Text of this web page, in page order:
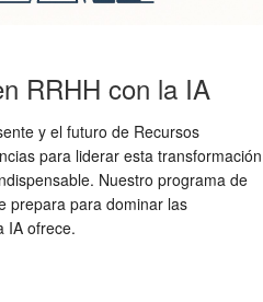
RRHH con la IA
y el futuro de Recursos
para liderar esta transformación
Nuestro programa de
prepara para dominar las
IA ofrece.